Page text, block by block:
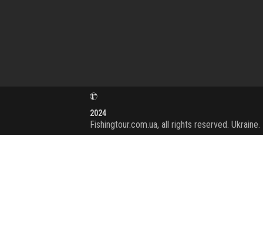
2024
Fishingtour.com.ua, all rights reserved. Ukraine.